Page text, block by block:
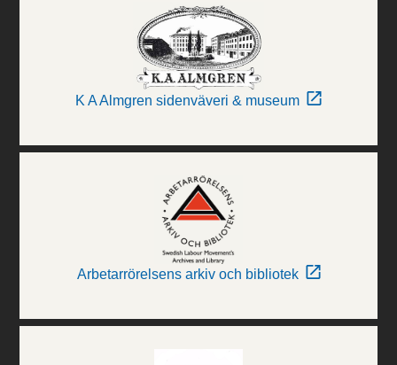
K A Almgren sidenväveri & museum
Arbetarrörelsens arkiv och bibliotek